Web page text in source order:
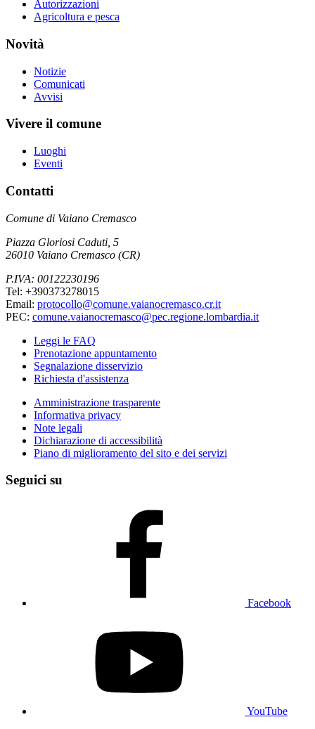
Autorizzazioni
Agricoltura e pesca
Novità
Notizie
Comunicati
Avvisi
Vivere il comune
Luoghi
Eventi
Contatti
Comune di Vaiano Cremasco
Piazza Gloriosi Caduti, 5
26010 Vaiano Cremasco (CR)
P.IVA: 00122230196
Tel: +390373278015
Email: protocollo@comune.vaianocremasco.cr.it
PEC: comune.vaianocremasco@pec.regione.lombardia.it
Leggi le FAQ
Prenotazione appuntamento
Segnalazione disservizio
Richiesta d'assistenza
Amministrazione trasparente
Informativa privacy
Note legali
Dichiarazione di accessibilità
Piano di miglioramento del sito e dei servizi
Seguici su
Facebook
YouTube